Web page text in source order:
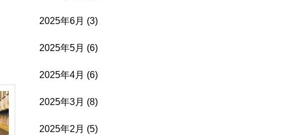
2025年6月 (3)
2025年5月 (6)
2025年4月 (6)
2025年3月 (8)
2025年2月 (5)